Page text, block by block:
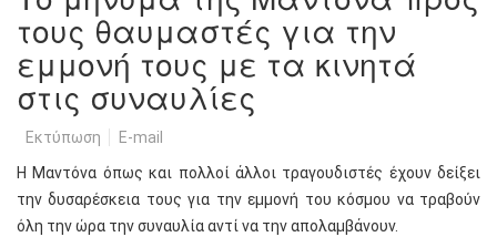
τους θαυμαστές για την
εμμονή τους με τα κινητά
στις συναυλίες
Εκτύπωση E-mail
Η Μαντόνα όπως και πολλοί άλλοι τραγουδιστές έχουν δείξει
την δυσαρέσκεια τους για την εμμονή του κόσμου να τραβούν
όλη την ώρα την συναυλία αντί να την απολαμβάνουν.